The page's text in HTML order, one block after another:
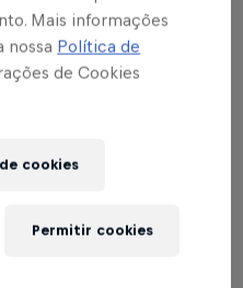
para a Copa do
Mais informações
nossa Política de
de Cookies
cookies
Permitir cookies